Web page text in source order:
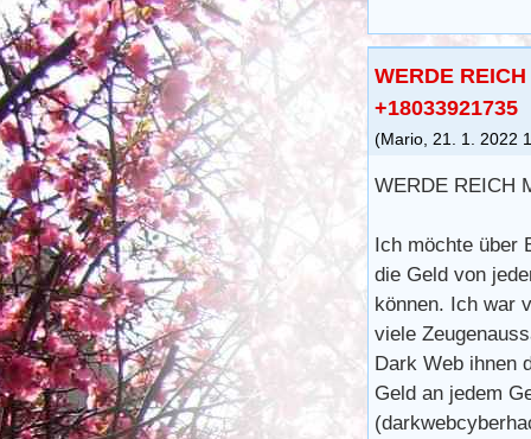
WERDE
+18033921735
(Mario 21. 1. 2022
WERDE REICH
Ich möchte über
die Geld von
können. Ich war
viele
Dark Web ihnen
Geld an jedem